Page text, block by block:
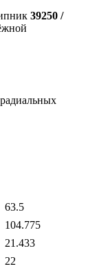
39250 /
63.5
104.775
21.433
22